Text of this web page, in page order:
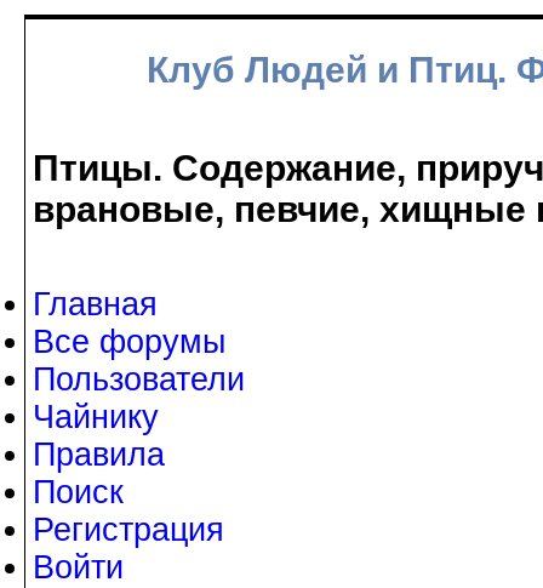
Клуб Людей и Птиц.
Птицы. Содержание,
врановые, певчие, хищные
Главная
Все форумы
Пользователи
Чайнику
Правила
Поиск
Регистрация
Войти